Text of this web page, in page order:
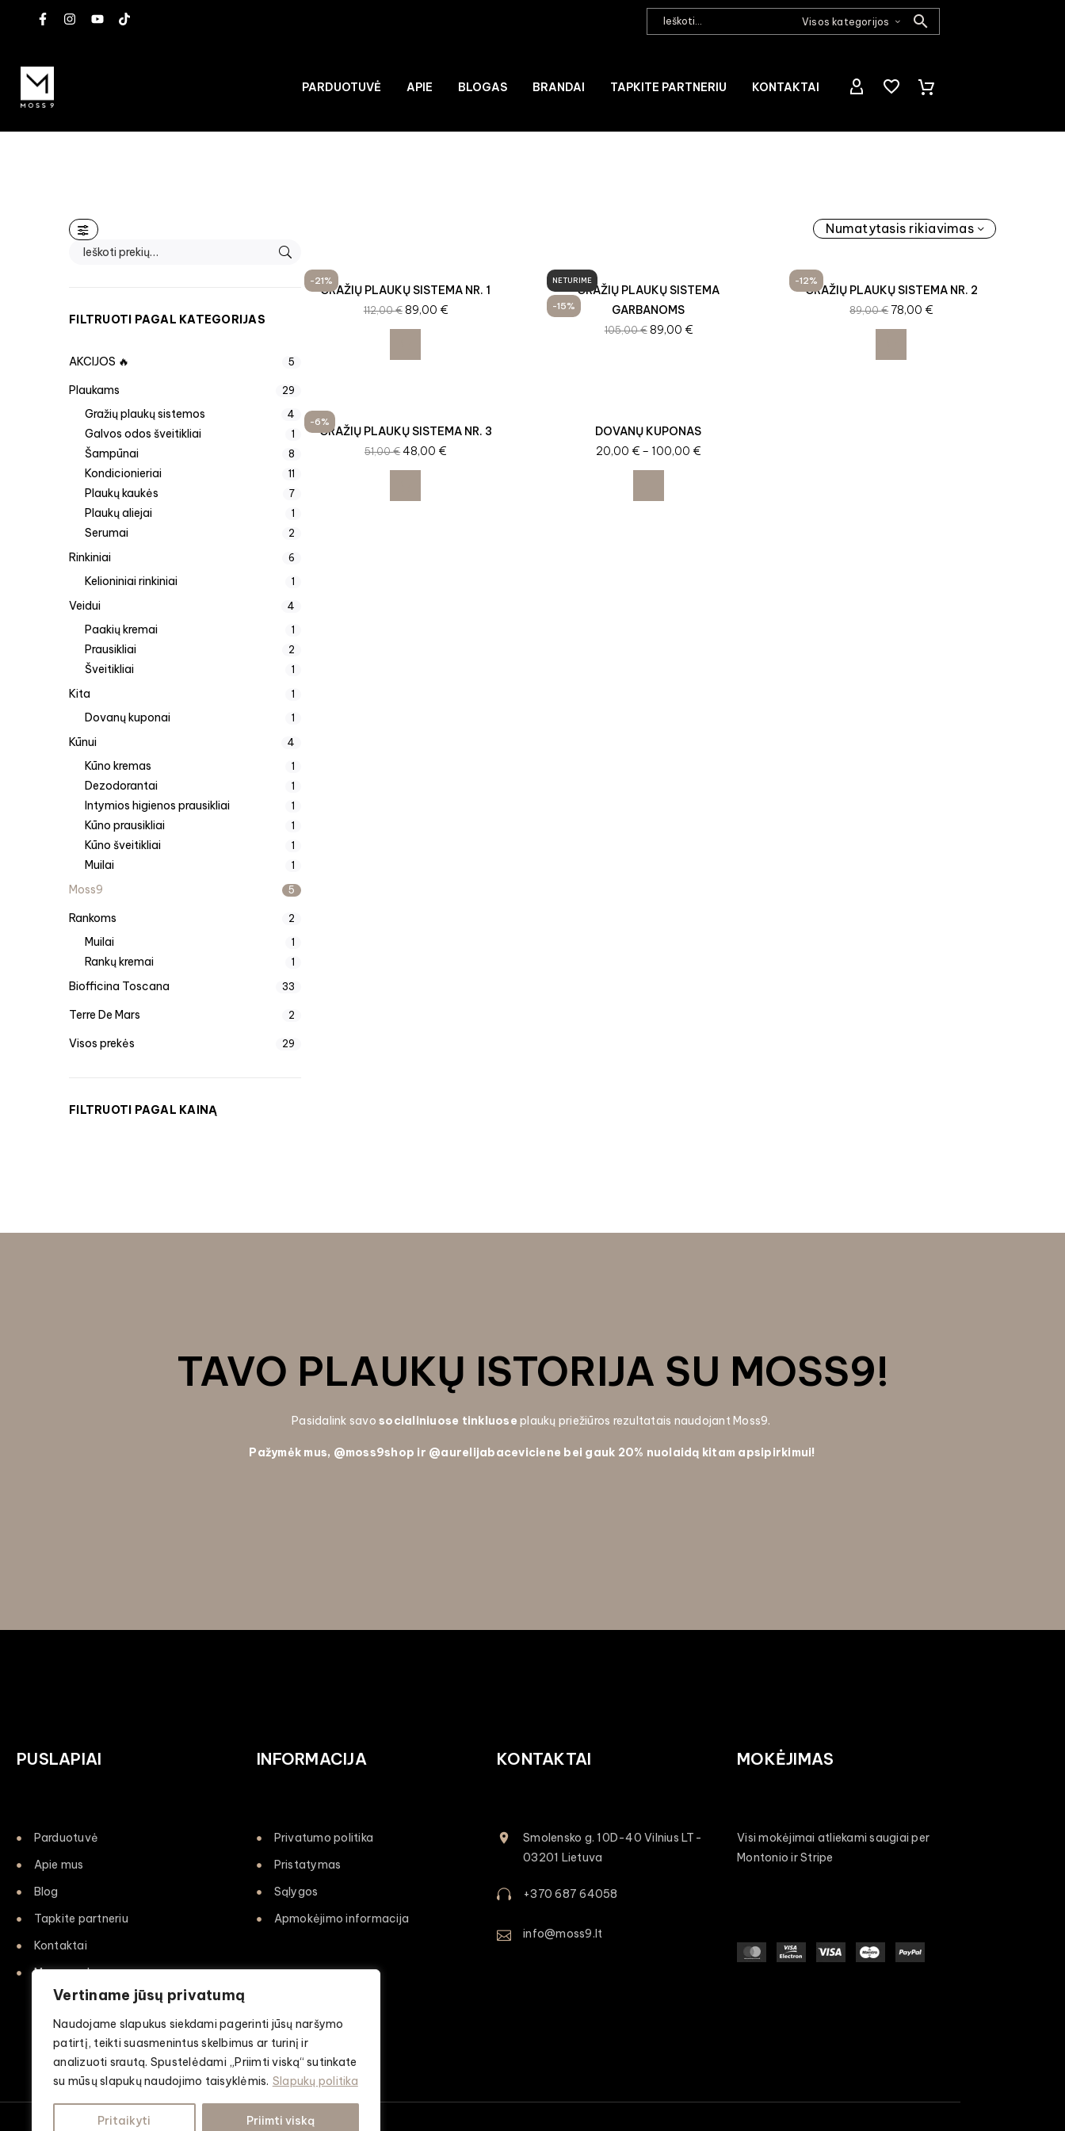
Vertiname jūsų privatumą
Naudojame slapukus siekdami pagerinti jūsų naršymo
patirtį, teikti suasmenintus skelbimus ar turinį ir
analizuoti srautą. Spustelėdami „Priimti viską“ sutinkate
su mūsų slapukų naudojimo taisyklėmis. Slapukų politika
Pritaikyti Priimti viską
Visos kategorijos
PARDUOTUVĖ APIE BLOGAS BRANDAI TAPKITE PARTNERIU KONTAKTAI
FILTRUOTI PAGAL KATEGORIJAS
AKCIJOS 🔥 5
Plaukams 29
Gražių plaukų sistemos 4
Galvos odos šveitikliai 1
Šampūnai 8
Kondicionieriai 11
Plaukų kaukės 7
Plaukų aliejai 1
Serumai 2
Rinkiniai 6
Kelioniniai rinkiniai 1
Veidui 4
Paakių kremai 1
Prausikliai 2
Šveitikliai 1
Kita 1
Dovanų kuponai 1
Kūnui 4
Kūno kremas 1
Dezodorantai 1
Intymios higienos prausikliai 1
Kūno prausikliai 1
Kūno šveitikliai 1
Muilai 1
Moss9 5
Rankoms 2
Muilai 1
Rankų kremai 1
Biofficina Toscana 33
Terre De Mars 2
Visos prekės 29
FILTRUOTI PAGAL KAINĄ
Numatytasis rikiavimas
-21%
GRAŽIŲ PLAUKŲ SISTEMA NR. 1
112,00€ 89,00 €
NETURIME
-15%
GRAŽIŲ PLAUKŲ SISTEMA
GARBANOMS
105,00€ 89,00 €
-12%
GRAŽIŲ PLAUKŲ SISTEMA NR. 2
89,00€ 78,00 €
-6%
GRAŽIŲ PLAUKŲ SISTEMA NR. 3
51,00€ 48,00 €
DOVANŲ KUPONAS
20,00 € – 100,00 €
TAVO PLAUKŲ ISTORIJA SU MOSS9!
Pasidalink savosocialiniuose tinkluose plaukų priežiūros rezultatais naudojant Moss9.
Pažymėk mus, @moss9shop ir @aurelijabaceviciene bei gauk 20% nuolaidą kitam apsipirkimui!
PUSLAPIAI
Parduotuvė
Apie mus
Blog
Tapkite partneriu
Kontaktai
Mano paskyra
INFORMACIJA
Privatumo politika
Pristatymas
Sąlygos
Apmokėjimo informacija
KONTAKTAI
Smolensko g. 10D-40 Vilnius LT-
03201 Lietuva
+370 687 64058
info@moss9.lt
MOKĖJIMAS
Visi mokėjimai atliekami saugiai per
Montonio ir Stripe